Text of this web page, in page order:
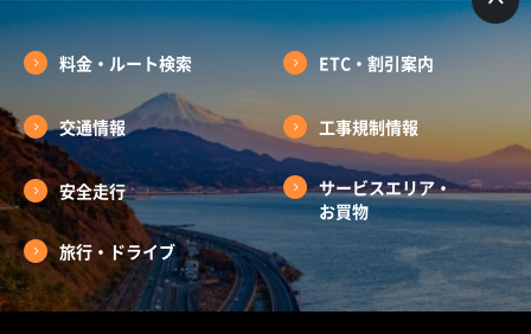
料金・ルート検索 ETC・割引案内
交通情報 工事規制情報
安全走行
サービスエリア・
お買物
旅行・ドライブ